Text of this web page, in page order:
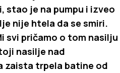
je na pumpu i izveo
nije htela da se smiri.
svi pričamo o tom nasilju
nasilje nad
zaista trpela batine od